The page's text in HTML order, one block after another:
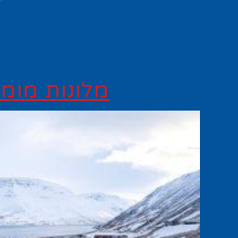
מלונות